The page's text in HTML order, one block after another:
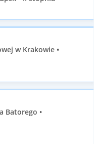
w Krakowie •
Batorego •